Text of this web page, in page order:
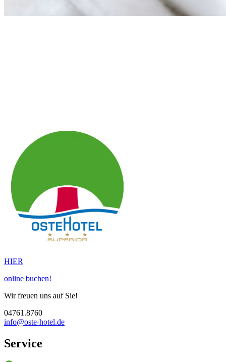
HIER
online buchen!
Wir freuen uns auf Sie!
04761.8760
info@oste-hotel.de
Service